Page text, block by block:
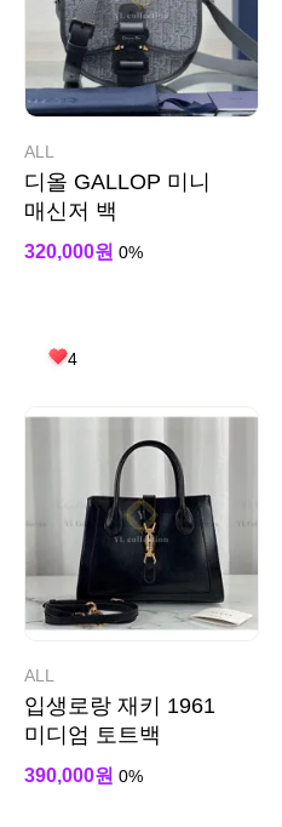
ALL
디올 GALLOP 미니
매신저 백
320,000원 0%
4
ALL
입생로랑 재키 1961
미디엄 토트백
390,000원 0%